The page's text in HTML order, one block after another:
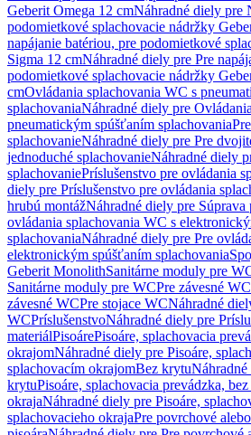
Geberit Omega 12 cmNáhradné diely pre
podomietkové splachovacie nádržky
napájanie batériou, pre podomietkové
Sigma 12 cmNáhradné diely pre Pre
podomietkové splachovacie nádržky
cmOvládania splachovania WC s
splachovaniaNáhradné diely pre
pneumatickým spúšťaním splachovania
splachovanieNáhradné diely pre Pre
jednoduché splachovanieNáhradné diely
splachovaniePríslušenstvo pre ovládania
diely pre Príslušenstvo pre ovládania
hrubú montážNáhradné diely pre Súprava
ovládania splachovania WC s
splachovaniaNáhradné diely pre Pre
elektronickým spúšťaním splachovania
Geberit MonolithSanitárne moduly pre
Sanitárne moduly pre WCPre závesné WC
závesné WCPre stojace WCNáhradné
WCPríslušenstvoNáhradné diely pre
materiálPisoárePisoáre, splachovacia
okrajomNáhradné diely pre Pisoáre,
splachovacím okrajomBez krytu
krytuPisoáre, splachovacia prevádzka,
okrajaNáhradné diely pre Pisoáre,
splachovacieho okrajaPre povrchové